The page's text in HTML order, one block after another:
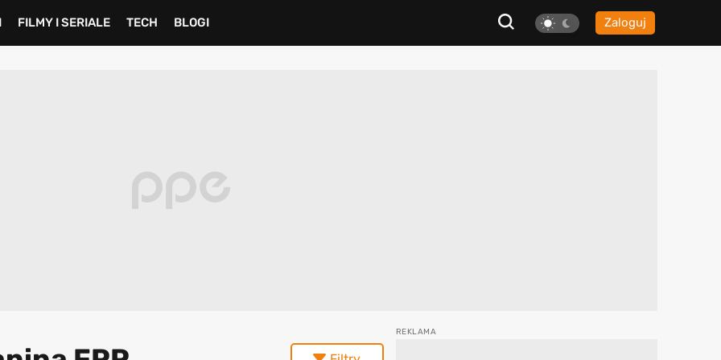
Zaloguj
FILMY I SERIALE TECH BLOGI